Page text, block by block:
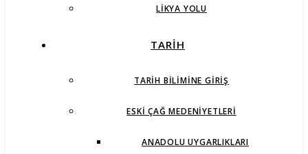
LIKYA YOLU
TARİH
TARIH BILIMINE GIRIŞ
ESKI ÇAĞ MEDENIYETLERI
ANADOLU UYGARLIKLARI